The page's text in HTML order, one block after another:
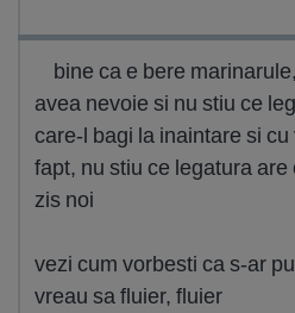
bine ca e bere
avea nevoie si nu stiu ce
care-l bagi la inaintare si
fapt, nu stiu ce legatura are
zis noi
vezi cum vorbesti ca s-ar
vreau sa fluier, fluier